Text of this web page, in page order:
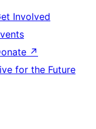
Involved
↗
for the Future